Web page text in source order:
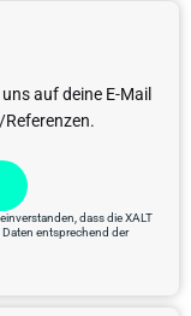
auf deine E-Mail
dass die XALT
entsprechend der